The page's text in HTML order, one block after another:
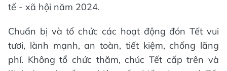
tế - xã hội năm 2024.
Chuẩn bị và tổ chức các hoạt động đón Tết vui
tươi, lành mạnh, an toàn, tiết kiệm, chống lãng
phí. Không tổ chức thăm, chúc Tết cấp trên và